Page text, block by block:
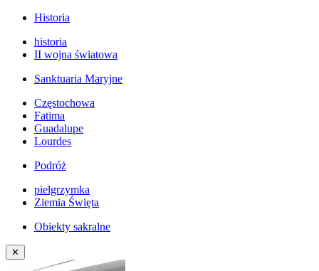
Historia
historia
II wojna światowa
Sanktuaria Maryjne
Częstochowa
Fatima
Guadalupe
Lourdes
Podróż
pielgrzymka
Ziemia Święta
Obiekty sakralne
✕